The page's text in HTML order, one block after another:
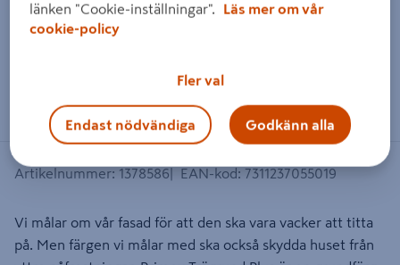
Artikelnummer: 1378586 EAN-kod: 7311237055019
Vi målar om vår fasad för att den ska vara vacker att titta
på. Men färgen vi målar med ska också skydda huset från
länken "Cookie-inställningar".
Läs mer om vår
cookie-policy
Fler val
Endast nödvändiga Godkänn alla